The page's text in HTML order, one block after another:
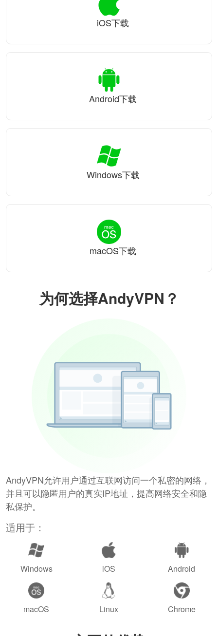
为何选择AndyVPN？
AndyVPN允许用户通过互联网访问一个私密的网络，
并且可以隐匿用户的真实IP地址，提高网络安全和隐
私保护。
适用于：
Windows iOS Android
macOS Linux Chrome
iOS下载
Android下载
Windows下载
macOS下载